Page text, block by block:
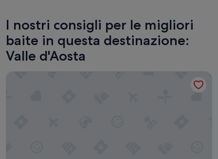
I nostri consigli per le migliori
baite in questa destinazione:
Valle d'Aosta
Petite maison des alpes, dove il tempo rallenta, il silenzio